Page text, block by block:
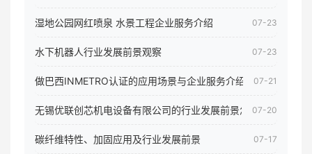
湿地公园网红喷泉 水景工程企业服务介绍 07-23
水下机器人行业发展前景观察 07-23
做巴西INMETRO认证的应用场景与企业服务介绍 07-21
无锡优联创芯机电设备有限公司的行业发展前景怎样07-20
碳纤维特性、加固应用及行业发展前景 07-17